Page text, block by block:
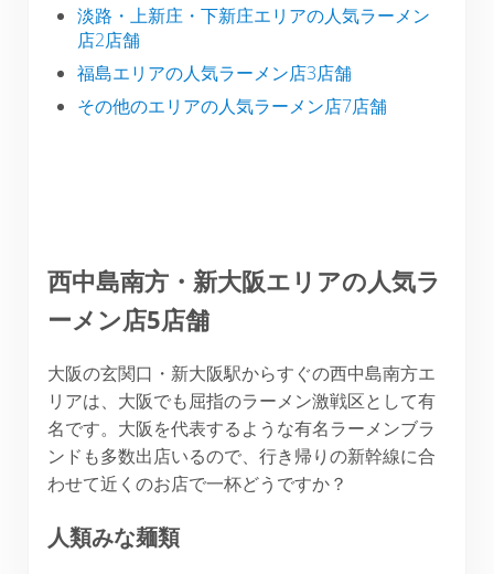
淡路・上新庄・下新庄エリアの人気ラーメン
店2店舗
福島エリアの人気ラーメン店3店舗
その他のエリアの人気ラーメン店7店舗
西中島南方・新大阪エリアの人気ラ
ーメン店5店舗
大阪の玄関口・新大阪駅からすぐの西中島南方エ
リアは、大阪でも屈指のラーメン激戦区として有
名です。大阪を代表するような有名ラーメンブラ
ンドも多数出店いるので、行き帰りの新幹線に合
わせて近くのお店で一杯どうですか？
人類みな麺類